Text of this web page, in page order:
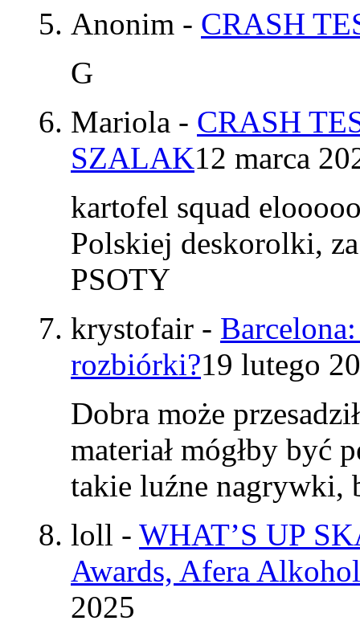
Anonim - CRASH
G
Mariola - CRASH
SZALAK12 marca
kartofel squad
Polskiej deskorolki,
PSOTY
krystofair -
rozbiórki?19 lutego
Dobra może
materiał mógłby być
takie luźne nagrywki,
loll - WHAT’S UP
Awards, Afera
2025